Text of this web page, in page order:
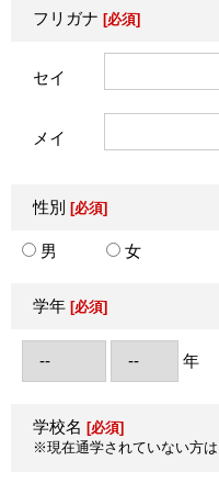
フリガナ [必須]
セイ
メイ
性別 [必須]
男 女
学年 [必須]
年
学校名 [必須]
※現在通学されていない方は